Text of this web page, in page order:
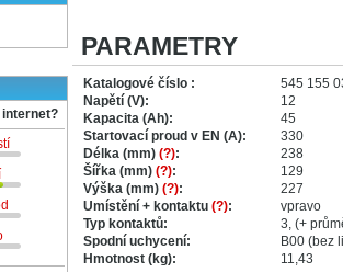
internet?
PARAMETRY
Katalogové číslo :
545 155
Napětí (V):
12
Kapacita (Ah):
45
Startovací proud v EN (A):
330
Délka (mm) (?):
238
Šířka (mm) (?):
129
Výška (mm) (?):
227
Umístění + kontaktu (?):
vpravo
Typ kontaktů:
3, (+
Spodní uchycení:
B00 (bez
Hmotnost (kg):
11,43